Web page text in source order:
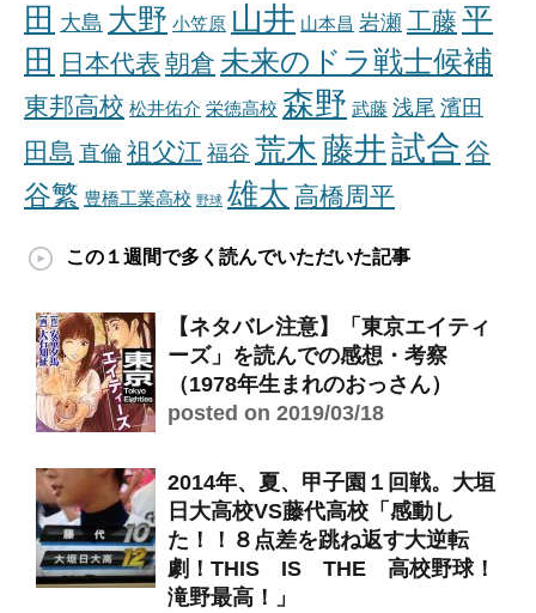
田 大島 大野 小笠原 山井 山本昌 岩瀬工藤 平
田
日本代表 朝倉 未来のドラ戦士候補
東邦高校 松井佑介 栄徳高校 森野 武藤 浅尾 濱田
田島 直倫 祖父江 福谷 荒木藤井試合 谷
谷繁 豊橋工業高校 野球 雄太 高橋周平
この１週間で多く読んでいただいた記事
【ネタバレ注意】「東京エイティ
ーズ」を読んでの感想・考察
（1978年生まれのおっさん）
posted on 2019/03/18
2014年、夏、甲子園１回戦。大垣
日大高校VS藤代高校「感動し
た！！８点差を跳ね返す大逆転
劇！THIS IS THE 高校野球！
滝野最高！」